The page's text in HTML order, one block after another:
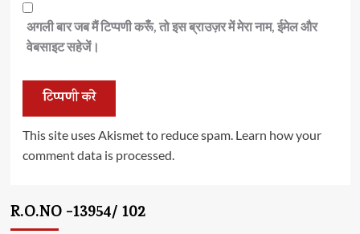
अगली बार जब मैं टिप्पणी करूँ, तो इस ब्राउज़र में मेरा नाम, ईमेल और
वेबसाइट सहेजें।
This site uses Akismet to reduce spam. Learn how your
comment data is processed.
R.O.NO -13954/ 102